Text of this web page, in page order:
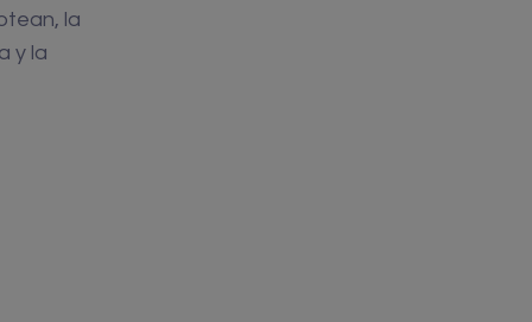
la
y la